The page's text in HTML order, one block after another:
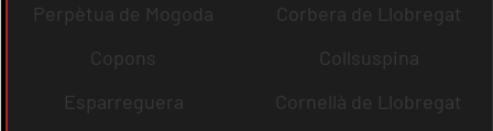
Perpètua de Mogoda
Corbera de Llobregat
Copons
Collsuspina
Esparreguera
Cornellà de Llobregat